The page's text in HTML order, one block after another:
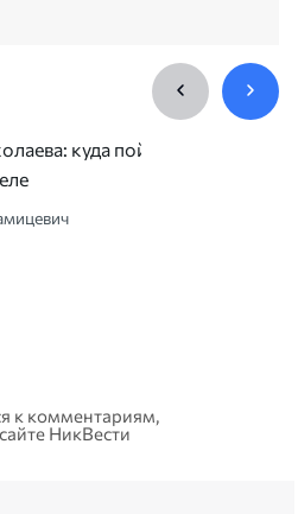
куда пойти
к комментариям,
НикВести